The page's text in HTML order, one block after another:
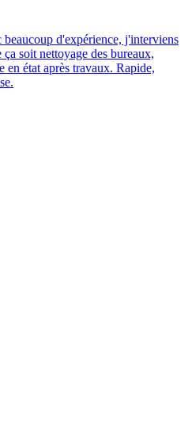
beaucoup d'expérience, j'interviens
soit nettoyage des bureaux,
en état après travaux. Rapide,